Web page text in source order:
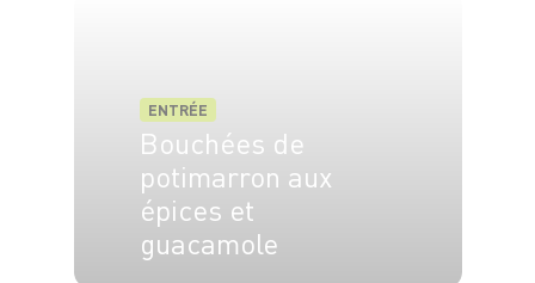
ENTRÉE
Bouchées de
potimarron aux
épices et
guacamole